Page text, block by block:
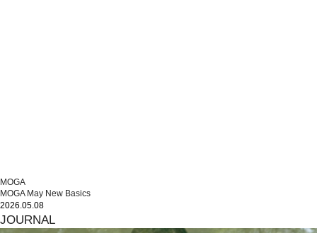
MOGA
MOGA May New Basics
2026.05.08
JOURNAL